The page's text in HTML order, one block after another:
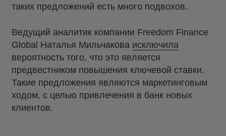
таких предложений есть много подвохов.
Ведущий аналитик компании Freedom Finance
Global Наталья Мильчакова исключила
вероятность того, что это является
предвестником повышения ключевой ставки.
Такие предложения являются маркетинговым
ходом, с целью привлечения в банк новых
клиентов.